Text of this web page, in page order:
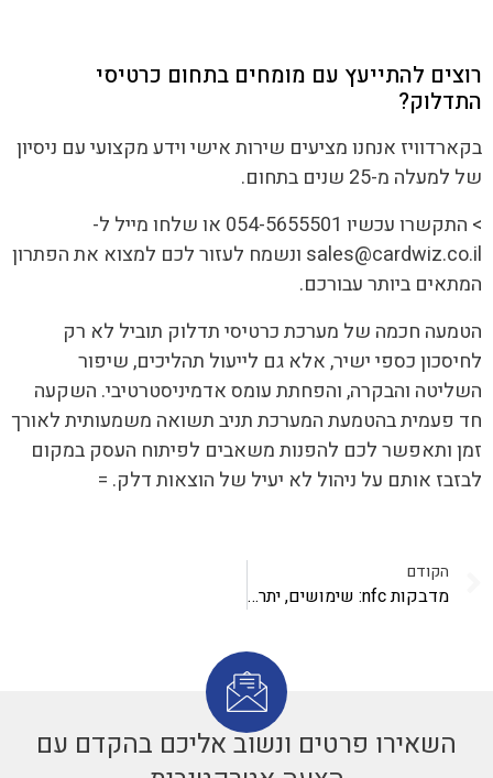
רוצים להתייעץ עם מומחים בתחום כרטיסי
התדלוק?
בקארדוויז אנחנו מציעים שירות אישי וידע מקצועי עם ניסיון
של למעלה מ-25 שנים בתחום.
> התקשרו עכשיו 054-5655501 או שלחו מייל ל-
sales@cardwiz.co.il ונשמח לעזור לכם למצוא את הפתרון
המתאים ביותר עבורכם.
הטמעה חכמה של מערכת כרטיסי תדלוק תוביל לא רק
לחיסכון כספי ישיר, אלא גם לייעול תהליכים, שיפור
השליטה והבקרה, והפחתת עומס אדמיניסטרטיבי. השקעה
חד פעמית בהטמעת המערכת תניב תשואה משמעותית לאורך
זמן ותאפשר לכם להפנות משאבים לפיתוח העסק במקום
לבזבז אותם על ניהול לא יעיל של הוצאות דלק. =
הקודם
מדבקות nfc: שימושים, יתרונות והדרכה מעשית
השאירו פרטים ונשוב אליכם בהקדם עם